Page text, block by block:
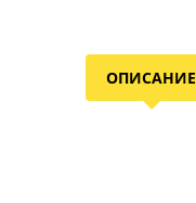
ОПИСАНИЕ